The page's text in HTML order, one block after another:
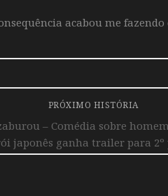
acabou me
PRÓXIMO HISTÓRIA
– Comédia sobre
japonês ganha trailer para 2º